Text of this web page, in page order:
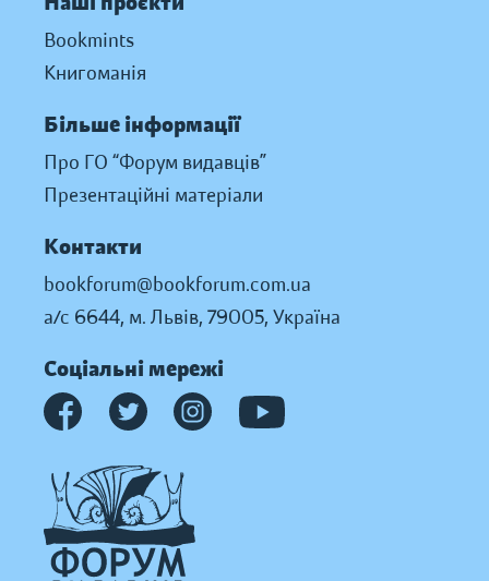
Bookmints
Книгоманія
Більше інформації
Про ГО “Форум видавців”
Презентаційні матеріали
Контакти
bookforum@bookforum.com.ua
а/с 6644, м. Львів, 79005, Україна
Соціальні мережі